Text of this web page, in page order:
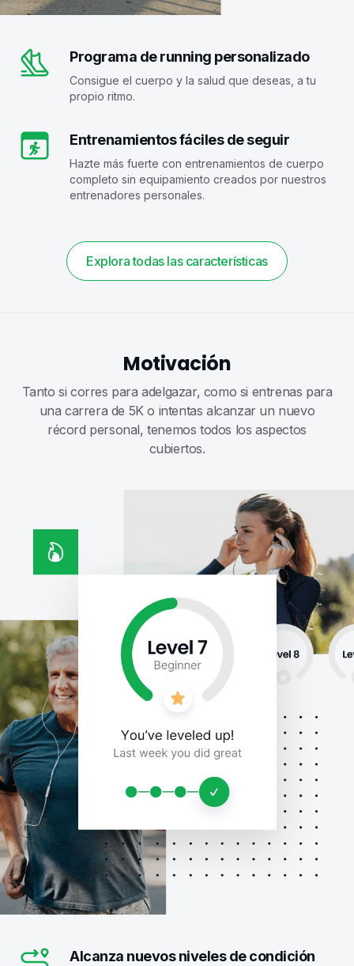
Programa de running personalizado
Consigue el cuerpo y la salud que deseas, a tu
propio ritmo.
Entrenamientos fáciles de seguir
Hazte más fuerte con entrenamientos de cuerpo
completo sin equipamiento creados por nuestros
entrenadores personales.
Explora todas las características
Motivación
Tanto si corres para adelgazar, como si entrenas para
una carrera de 5K o intentas alcanzar un nuevo
récord personal, tenemos todos los aspectos
cubiertos.
Alcanza nuevos niveles de condición